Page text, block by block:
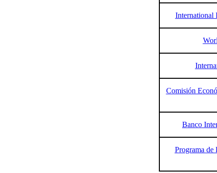
International
Comisión
Banco
Programa de